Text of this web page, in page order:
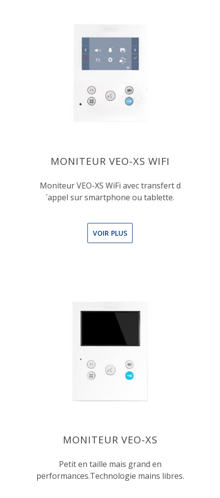
MONITEUR VEO-XS WIFI
Moniteur VEO-XS WiFi avec transfert d
´appel sur smartphone ou tablette.
VOIR PLUS
MONITEUR VEO-XS
Petit en taille mais grand en
performances.Technologie mains libres.